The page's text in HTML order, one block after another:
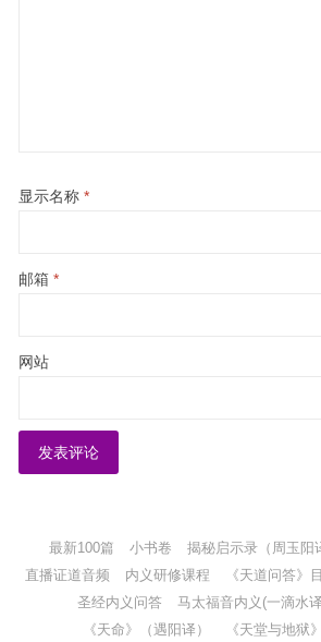
显示名称 *
邮箱 *
网站
最新100篇 小书卷 揭秘启示录（周玉阳
直播证道音频
内义研修课程 《天道问答》
圣经内义问答
马太福音内义(一滴水
《天命》（遇阳译）
《天堂与地狱